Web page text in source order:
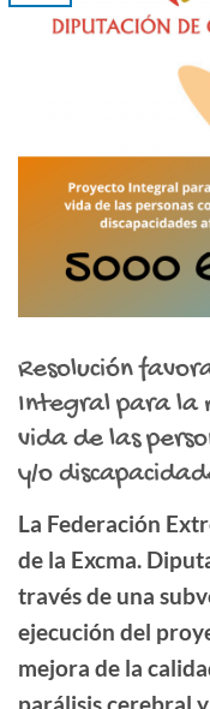
Resolución
Integral para la
vida de las
y/o
La Federación
de la Excma.
través de una
ejecución del
mejora de la
parálisis cerebral